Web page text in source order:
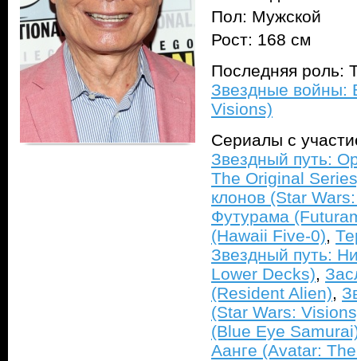
Пол: Мужской
Рост: 168 см
Последняя роль:
Звездные войны:
Visions)
Сериалы с
Звездный путь:
The Original
клонов (Star
Футурама
(Hawaii Five-0),
Звездный путь:
Lower Decks),
(Resident Alien),
(Star Wars:
(Blue Eye
Аанге (Avatar: